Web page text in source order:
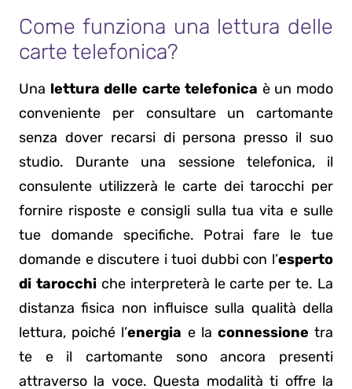
Come funziona una lettura delle
carte telefonica?
Una lettura delle carte telefonica è un modo
conveniente per consultare un cartomante
senza dover recarsi di persona presso il suo
studio. Durante una sessione telefonica, il
consulente utilizzerà le carte dei tarocchi per
fornire risposte e consigli sulla tua vita e sulle
tue domande specifiche. Potrai fare le tue
domande e discutere i tuoi dubbi con l’esperto
di tarocchiche interpreterà le carte per te. La
distanza fisica non influisce sulla qualità della
lettura, poiché l’energia e la connessione tra
te e il cartomante sono ancora presenti
attraverso la voce. Questa modalità ti offre la